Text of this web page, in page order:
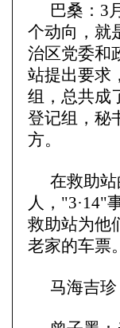
巴桑：3
个动向，就
治区党委和
站提出要求
组，总共成
登记组，秘
方。
在救助
人，"3·14"
救助站为他
老家的车票。
马海吉珍